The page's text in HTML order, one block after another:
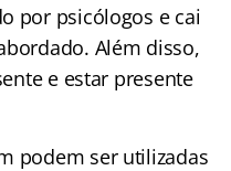
por psicólogos e cai
Além disso,
e estar presente
podem ser utilizadas